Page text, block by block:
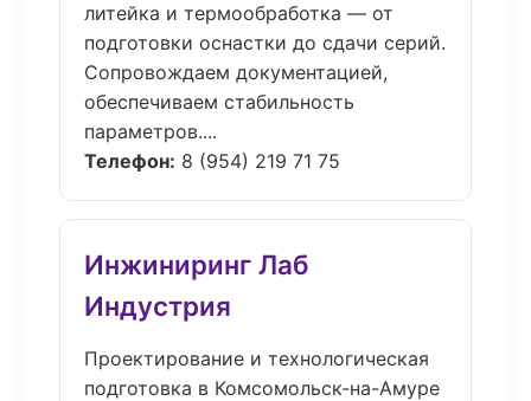
литейка и термообработка — от
подготовки оснастки до сдачи серий.
Сопровождаем документацией,
обеспечиваем стабильность
параметров....
Телефон: 8 (954) 219 71 75
Инжиниринг Лаб
Индустрия
Проектирование и технологическая
подготовка в Комсомольск-на-Амуре